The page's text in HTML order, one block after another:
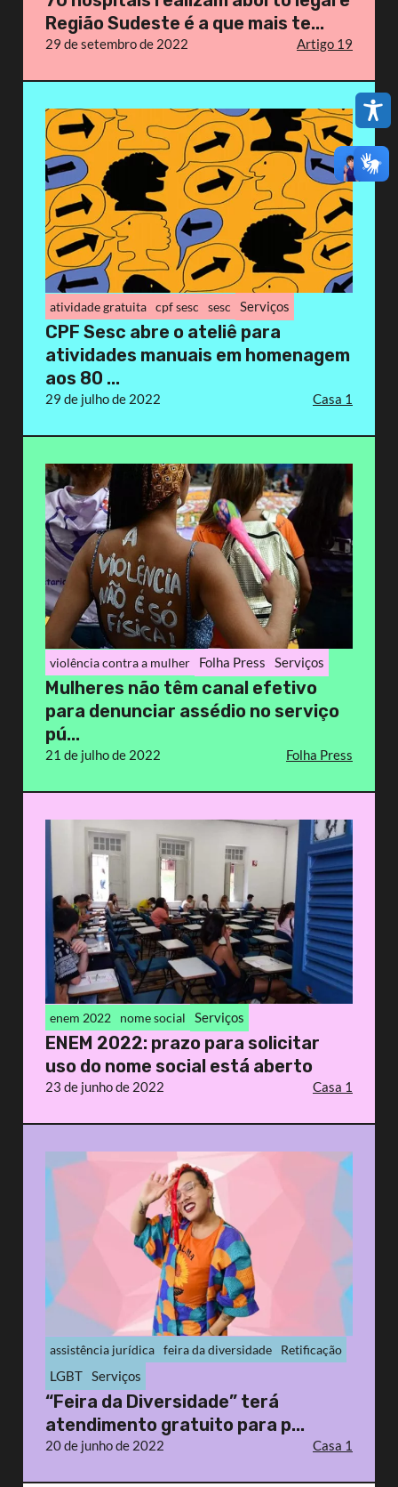
Região Sudeste é a que mais te...
29 de setembro de 2022 Artigo 19
atividade gratuita cpf sesc sesc Serviços
CPF Sesc abre o ateliê para
atividades manuais em homenagem
aos 80 ...
29 de julho de 2022 Casa 1
violência contra a mulher Folha Press Serviços
Mulheres não têm canal efetivo
para denunciar assédio no serviço
pú...
21 de julho de 2022 Folha Press
enem 2022 nome social Serviços
ENEM 2022: prazo para solicitar
uso do nome social está aberto
23 de junho de 2022 Casa 1
assistência jurídica feira da diversidade Retificação
LGBT Serviços
“Feira da Diversidade” terá
atendimento gratuito para p...
20 de junho de 2022 Casa 1